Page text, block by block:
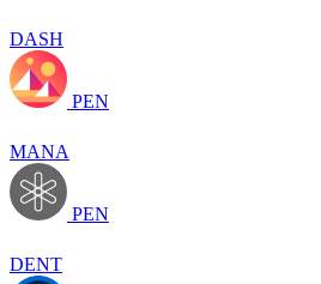
DASH
PEN
MANA
PEN
DENT